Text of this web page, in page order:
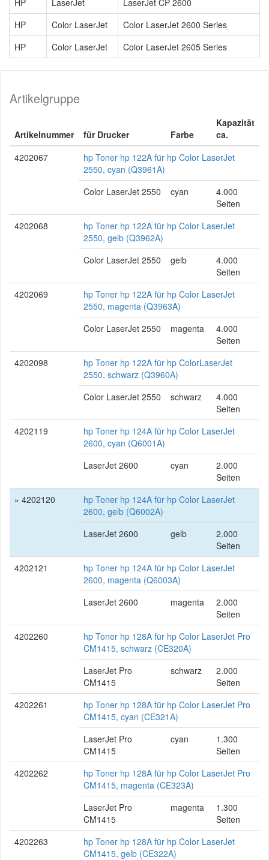
HP LaserJet
LaserJet CP 2600
HP
Color LaserJet
Color LaserJet 2600 Series
HP
Color LaserJet Color LaserJet 2605 Series
Artikelgruppe
Artikelnummer für Drucker Farbe
Kapazität
ca.
4202067
hp Toner hp 122A für hp Color LaserJet
2550, cyan (Q3961A)
Color LaserJet 2550
cyan
4.000
Seiten
4202068
hp Toner hp 122A für hp Color LaserJet
2550, gelb (Q3962A)
Color LaserJet 2550
gelb
4.000
Seiten
4202069
hp Toner hp 122A für hp Color LaserJet
2550, magenta (Q3963A)
Color LaserJet 2550
magenta
4.000
Seiten
4202098
hp Toner hp 122A für hp ColorLaserJet
2550, schwarz (Q3960A)
Color LaserJet 2550
schwarz
4.000
Seiten
4202119
hp Toner hp 124A für hp Color LaserJet
2600, cyan (Q6001A)
LaserJet 2600
cyan
2.000
Seiten
» 4202120
hp Toner hp 124A für hp Color LaserJet
2600, gelb (Q6002A)
LaserJet 2600
gelb
2.000
Seiten
4202121
hp Toner hp 124A für hp Color LaserJet
2600, magenta (Q6003A)
LaserJet 2600
magenta
2.000
Seiten
4202260
hp Toner hp 128A für hp Color LaserJet Pro
CM1415, schwarz (CE320A)
LaserJet Pro
CM1415
schwarz
2.000
Seiten
4202261
hp Toner hp 128A für hp Color LaserJet Pro
CM1415, cyan (CE321A)
LaserJet Pro
CM1415
cyan
1.300
Seiten
4202262
hp Toner hp 128A für hp Color LaserJet Pro
CM1415, magenta (CE323A)
LaserJet Pro
CM1415
magenta
1.300
Seiten
4202263
hp Toner hp 128A für hp Color LaserJet
CM1415, gelb (CE322A)